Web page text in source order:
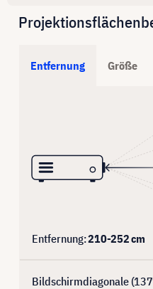
Entfernung Größe
Entfernung:210-252cm
Bildschirmdiagonale (137